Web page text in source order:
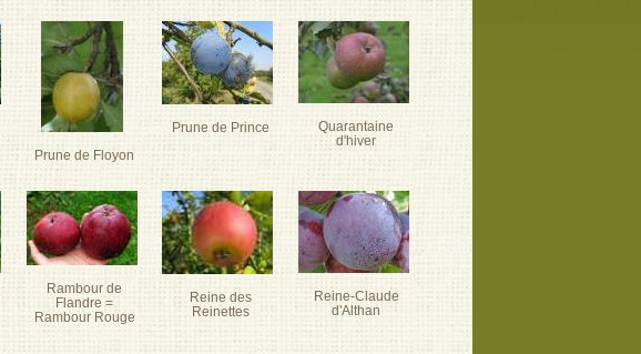
Prune de Floyon
Prune de Prince
Quarantaine
d'hiver
Rambour de
Flandre =
Rambour Rouge
Reine des
Reinettes
Reine-Claude
d'Althan